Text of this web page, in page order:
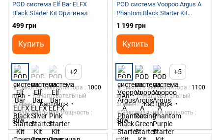
POD система Elf Bar ELFX
Black Starter Kit Оригинал
499 грн
Купить
+2
🔋Емкость аккумулятора
1000
mAh
💥Нагревательный
элемент Картридж
⚡Максимальная мощность
30W
POD система Voopoo Argus A
Phantom Black Starter Kit
Оригинал
1 199 грн
Купить
+5
🔋Емкость аккумулятора
1100
mAh
💥Нагревательный
элемент Картридж
⚡Максимальная мощность
30W